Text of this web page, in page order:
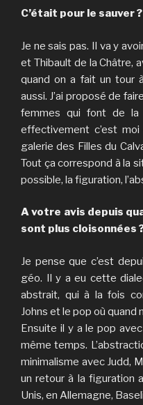
C’était pour le sauver ?
Je ne sais pas. Il va y
et Thibault de la Châtre,
quand on a fait un tour
aussi. J’ai proposé de
femmes qui font de
effectivement c’est
galerie des Filles du
Tout ça correspond à la
possible, la figuration,
A votre avis depuis
sont plus cloisonnées
Je pense que c’est
géo. Il y a eu cette
abstrait, qui à la fois
Johns et le pop où quand
Ensuite il y a le pop
même temps.
minimalisme avec Judd,
un retour à la figuration
Unis, en Allemagne,